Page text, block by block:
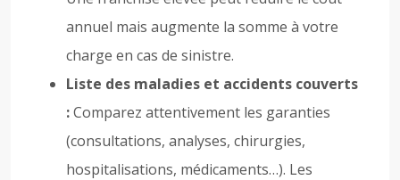
annuel mais augmente la somme à votre
charge en cas de sinistre.
Liste des maladies et accidents couverts
:Comparez attentivement les garanties
(consultations, analyses, chirurgies,
hospitalisations, médicaments…). Les